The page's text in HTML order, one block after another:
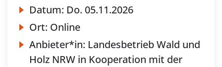
Datum: Do. 05.11.2026
Ort: Online
Anbieter*in: Landesbetrieb Wald und
Holz NRW in Kooperation mit der